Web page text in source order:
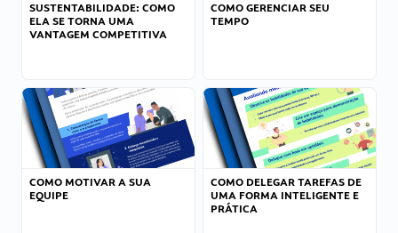
SUSTENTABILIDADE: COMO
ELA SE TORNA UMA
VANTAGEM COMPETITIVA
COMO GERENCIAR SEU
TEMPO
COMO MOTIVAR A SUA
EQUIPE
COMO DELEGAR TAREFAS DE
UMA FORMA INTELIGENTE E
PRÁTICA